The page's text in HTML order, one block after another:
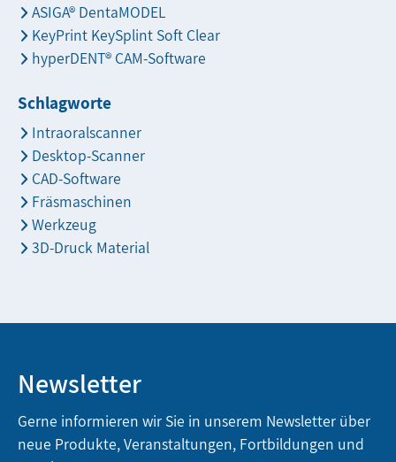
ASIGA® DentaMODEL
KeyPrint KeySplint Soft Clear
hyperDENT® CAM-Software
Schlagworte
Intraoralscanner
Desktop-Scanner
CAD-Software
Fräsmaschinen
Werkzeug
3D-Druck Material
Newsletter
Gerne informieren wir Sie in unserem Newsletter über
neue Produkte, Veranstaltungen, Fortbildungen und